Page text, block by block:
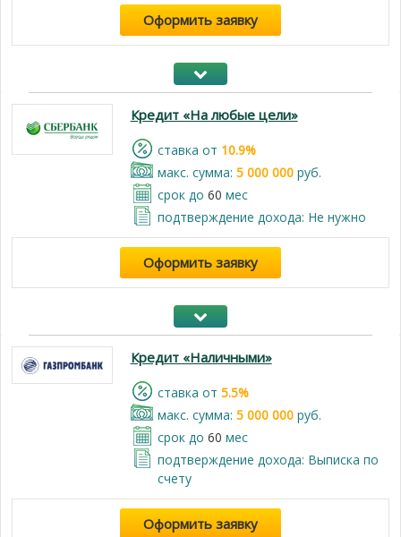
Оформить заявку
Кредит «На любые цели»
cтавка от 10.9%
макс. сумма: 5 000 000руб.
срок до 60 мес
подтверждение дохода: Не нужно
Оформить заявку
Кредит «Наличными»
cтавка от 5.5%
макс. сумма: 5 000 000руб.
срок до 60 мес
подтверждение дохода: Выписка по
счету
Оформить заявку